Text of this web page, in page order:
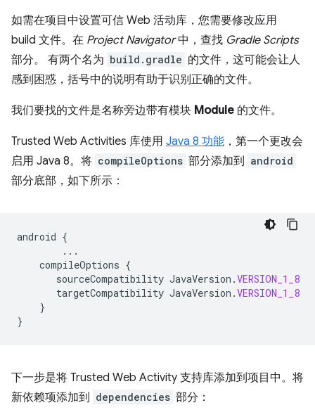
如需在项目中设置可信 Web 活动库，您需要修改应用
build 文件。在 Project Navigator中，查找 Gradle Scripts
部分。 有两个名为 build.gradle 的文件，这可能会让人
感到困惑，括号中的说明有助于识别正确的文件。
我们要找的文件是名称旁边带有模块 Module 的文件。
Trusted Web Activities 库使用 Java 8 功能 ，第一个更改会
启用 Java 8。将 compileOptions 部分添加到 android
部分底部，如下所示：
android {
...
compileOptions {
sourceCompatibility JavaVersion .VERSION_1_8
targetCompatibility JavaVersion .VERSION_1_8
}
}
下一步是将 Trusted Web Activity 支持库添加到项目中。将
新依赖项添加到 dependencies 部分：